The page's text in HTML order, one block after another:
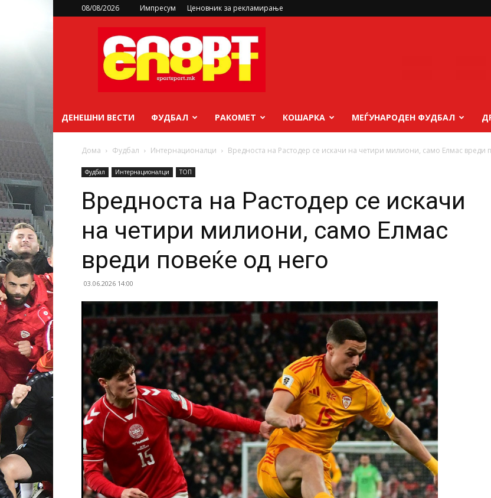
08/08/2026 Импресум Ценовник за рекламирање
sportsport.mk
ДЕНЕШНИ ВЕСТИ ФУДБАЛ РАКОМЕТ КОШАРКА МЕЃУНАРОДЕН ФУДБАЛ
Дома Фудбал Интернационалци Вредноста на Растодер се искачи на четири милиони, само Елмас вреди
Фудбал Интернационалци ТОП
Вредноста на Растодер се искачи
на четири милиони, само Елмас
вреди повеќе од него
03.06.2026 14:00